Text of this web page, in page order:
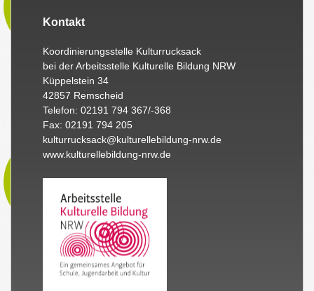
Kontakt
Koordinierungsstelle Kulturrucksack
bei der Arbeitsstelle Kulturelle Bildung NRW
Küppelstein 34
42857 Remscheid
Telefon: 02191 794 367/-368
Fax: 02191 794 205
kulturrucksack@kulturellebildung-nrw.de
www.kulturellebildung-nrw.de